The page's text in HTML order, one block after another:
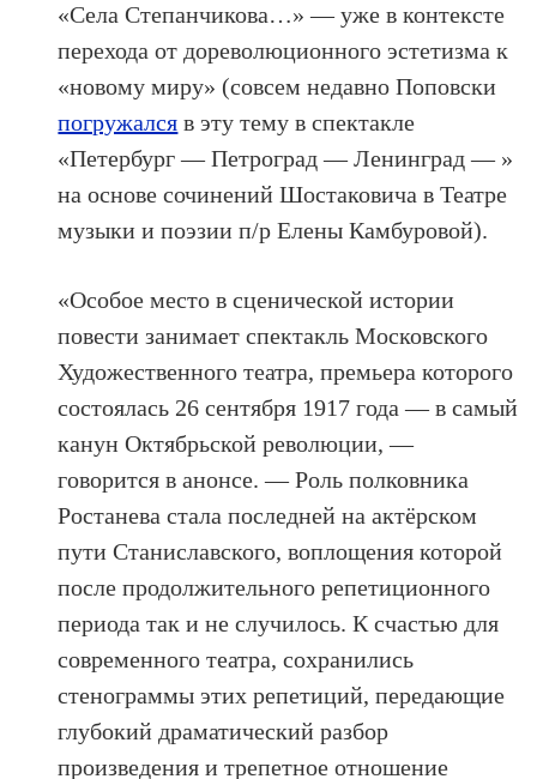
«Села Степанчикова…» — уже в контексте
перехода от дореволюционного эстетизма к
«новому миру» (совсем недавно Поповски
погружался в эту тему в спектакле
«Петербург — Петроград — Ленинград — »
на основе сочинений Шостаковича в Театре
музыки и поэзии п/р Елены Камбуровой).
«Особое место в сценической истории
повести занимает спектакль Московского
Художественного театра, премьера которого
состоялась 26 сентября 1917 года — в самый
канун Октябрьской революции, —
говорится в анонсе. — Роль полковника
Ростанева стала последней на актёрском
пути Станиславского, воплощения которой
после продолжительного репетиционного
периода так и не случилось. К счастью для
современного театра, сохранились
стенограммы этих репетиций, передающие
глубокий драматический разбор
произведения и трепетное отношение